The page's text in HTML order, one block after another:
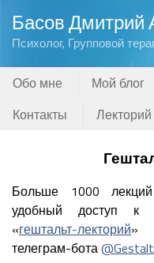
Басов Дмитрий
Психолог, Групповой
Обо мне Мой блог
Контакты
Лекторий
Больше 1000
удобный доступ к
«гештальт-лекторий»
телеграм-бота